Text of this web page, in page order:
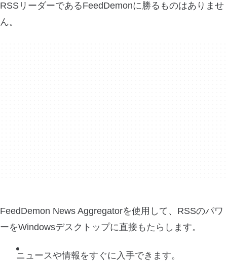
RSSリーダーであるFeedDemonに勝るものはありませ
ん。
FeedDemon News Aggregatorを使用して、RSSのパワ
ーをWindowsデスクトップに直接もたらします。
ニュースや情報をすぐに入手できます。